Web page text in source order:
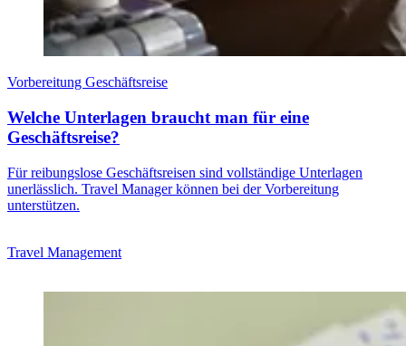
Vorbereitung Geschäftsreise
Welche Unterlagen braucht man für eine
Geschäftsreise?
Für reibungslose Geschäftsreisen sind vollständige Unterlagen
unerlässlich. Travel Manager können bei der Vorbereitung
unterstützen.
Travel Management